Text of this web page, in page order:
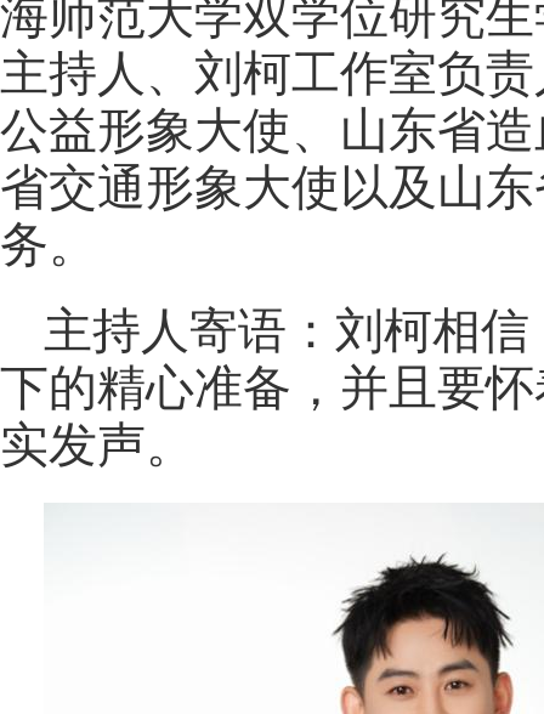
海师范大学双学位研究
主持人、刘柯工作室负
公益形象大使、山东省
省交通形象大使以及山
务。
主持人寄语：刘柯相
下的精心准备，并且要
实发声。